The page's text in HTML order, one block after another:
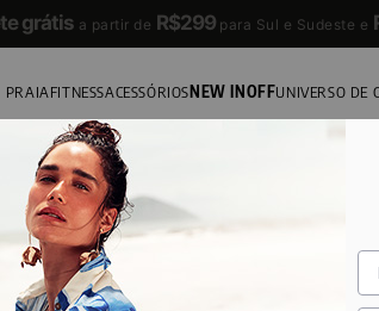
5% no PIX
PRAIAFITNESSACESSÓRIOSNEW INOFFUNIVERSO DE
Não encontramos o que você
Sua busca não obteve nenhum resultado.
Tente palavras menos